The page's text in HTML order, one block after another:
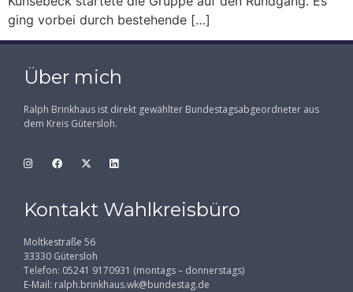
ging vorbei durch bestehende […]
Über mich
Ralph Brinkhaus ist direkt gewählter Bundestagsabgeordneter aus
dem Kreis Gütersloh.
Kontakt Wahlkreisbüro
Moltkestraße 56
33330 Gütersloh
Telefon: 05241 9170931 (montags – donnerstags)
E-Mail: ralph.brinkhaus.wk@bundestag.de